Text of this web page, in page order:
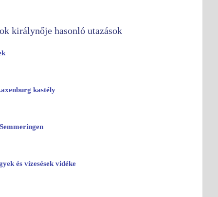
királynője hasonló utazások
kastély
és vízesések vidéke